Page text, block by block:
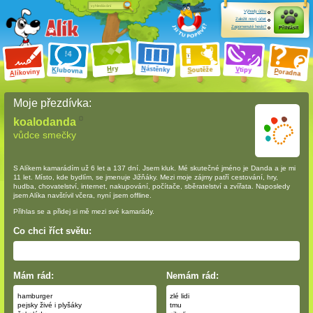
Alíkoviny Klubovna Hry Nástěnky Soutěže Vtipy Poradna
Výhody účtu
Založit nový účet
Zapomenuté heslo?
Přihlásit
Moje přezdívka:
koalodanda
vůdce smečky
S Alíkem kamarádímuž 6 let a 137 dní . Jsem kluk. Mé skutečné jméno je Danda a je mi
11 let. Místo, kde bydlím, se jmenuje Jižňáky. Mezi moje zájmy patří cestování, hry,
hudba, chovatelství, internet, nakupování, počítače, sběratelství a zvířata. Naposledy
jsem Alíka navštívil včera, nyní jsem offline.
Přihlas se a přidej si mě mezi své kamarády.
Co chci říct světu:
Mám rád:
hamburger
pejsky živé i plyšáky
Nemám rád:
zlé lidi
tmu